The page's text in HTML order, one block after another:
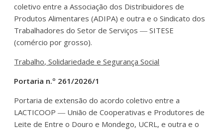
coletivo entre a Associação dos Distribuidores de
Produtos Alimentares (ADIPA) e outra e o Sindicato dos
Trabalhadores do Setor de Serviços ― SITESE
(comércio por grosso).
Trabalho, Solidariedade e Segurança Social
Portaria n.º 261/2026/1
Portaria de extensão do acordo coletivo entre a
LACTICOOP ― União de Cooperativas e Produtores de
Leite de Entre o Douro e Mondego, UCRL, e outra e o